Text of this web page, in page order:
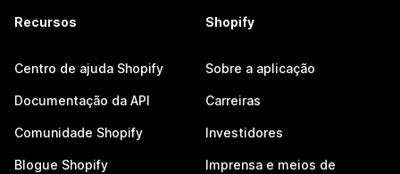
Recursos
Centro de ajuda Shopify
Documentação da API
Comunidade Shopify
Blogue Shopify
Shopify
Sobre a aplicação
Carreiras
Investidores
Imprensa e meios de